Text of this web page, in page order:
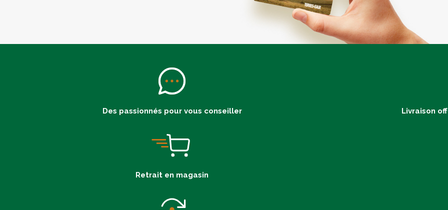
Des passionnés pour vous conseiller Livraison
Retrait en magasin